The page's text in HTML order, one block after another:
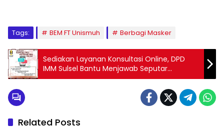
Tags: BEM FT Unismuh Berbagi Masker
Sediakan Layanan Konsultasi Online, DPD
IMM Sulsel Bantu Menjawab Seputar
Kesehatan ditengah Pandemi Covid-19
Related Posts